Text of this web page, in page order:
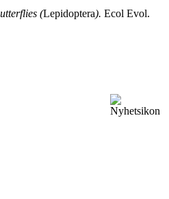
(Lepidoptera). Ecol Evol.